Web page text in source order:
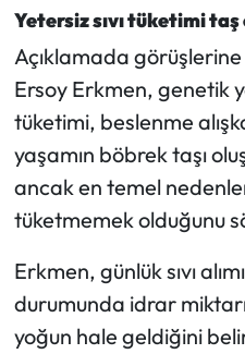
Yetersiz sıvı tüketimi
Açıklamada
Ersoy Erkmen, genetik
tüketimi, beslenme
yaşamın böbrek taşı
ancak en temel
tüketmemek olduğunu
Erkmen, günlük sıvı
durumunda idrar
yoğun hale geldiğini
Yaşam
Yayla Haber
Yemek Tarifleri
Yerel Haberler